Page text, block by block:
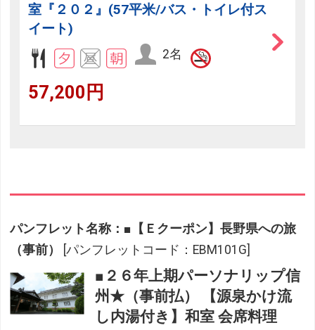
室『２０２』(57平米/バス・トイレ付ス
イート)
2名
57,200円
パンフレット名称：■【Ｅクーポン】長野県への旅
（事前）
[パンフレットコード：EBM101G]
■２６年上期パーソナリップ信
州★（事前払） 【源泉かけ流
し内湯付き】和室 会席料理